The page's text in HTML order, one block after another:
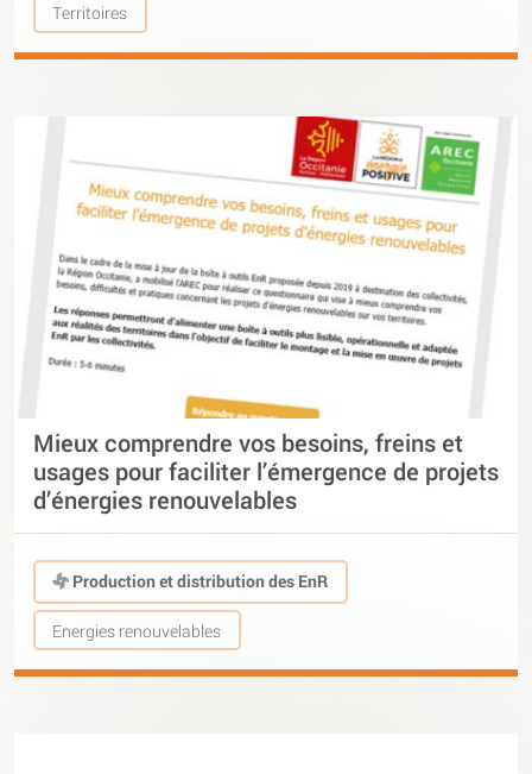
Territoires
Mieux comprendre vos besoins, freins et
usages pour faciliter l’émergence de projets
d’énergies renouvelables
Production et distribution des EnR
Energies renouvelables